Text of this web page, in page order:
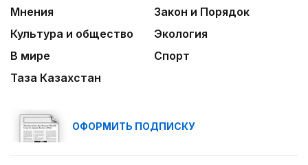
Мнения
Закон и Порядок
Культура и общество
Экология
В мире
Спорт
Таза Казахстан
ОФОРМИТЬ ПОДПИСКУ